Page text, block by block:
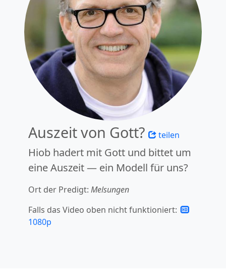
Auszeit von Gott? teilen
Hiob hadert mit Gott und bittet um
eine Auszeit — ein Modell für uns?
Ort der Predigt: Melsungen
Falls das Video oben nicht funktioniert:
1080p